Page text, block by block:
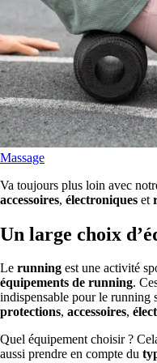
Massage
Va toujours plus loin avec
accessoires, électroniques et
Un large choix
Le running est une activité
équipements de running.
indispensable pour le running
protections, accessoires,
Quel équipement choisir ?
aussi prendre en compte du